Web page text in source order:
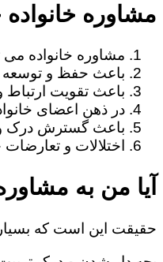
مشاوره خانواده
مشاوره خانواده می
باعث حفظ و توسعه
باعث تقویت ارتباط
در ذهن اعضای
باعث گسترش درک و
اختلالات و
آیا من به
حقیقت این است که